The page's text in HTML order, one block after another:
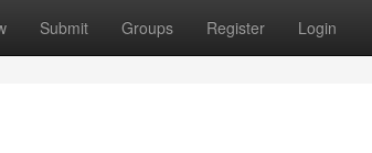
Submit Groups Register Login